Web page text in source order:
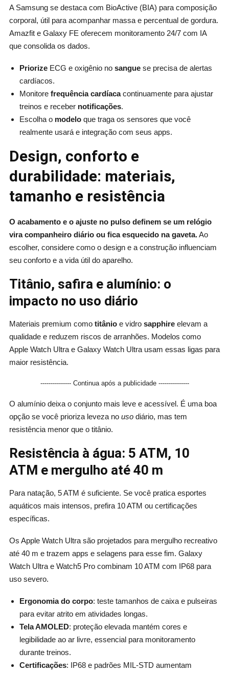
A Samsung se destaca com BioActive (BIA) para composição
corporal, útil para acompanhar massa e percentual de gordura.
Amazfit e Galaxy FE oferecem monitoramento 24/7 com IA
que consolida os dados.
PriorizeECG e oxigênio no sanguese precisa de alertas
cardíacos.
Monitore frequência cardíacacontinuamente para ajustar
treinos e receber notificações.
Escolha o modeloque traga os sensores que você
realmente usará e integração com seus apps.
Design, conforto e
durabilidade: materiais,
tamanho e resistência
O acabamento e o ajuste no pulso definem se um relógio
vira companheiro diário ou fica esquecido na gaveta.Ao
escolher, considere como o design e a construção influenciam
seu conforto e a vida útil do aparelho.
Titânio, safira e alumínio: o
impacto no uso diário
Materiais premium como titânioe vidro sapphireelevam a
qualidade e reduzem riscos de arranhões. Modelos como
Apple Watch Ultra e Galaxy Watch Ultra usam essas ligas para
maior resistência.
--------------- Continua após a publicidade ---------------
O alumínio deixa o conjunto mais leve e acessível. É uma boa
opção se você prioriza leveza no usodiário, mas tem
resistência menor que o titânio.
Resistência à água: 5 ATM, 10
ATM e mergulho até 40 m
Para natação, 5 ATM é suficiente. Se você pratica esportes
aquáticos mais intensos, prefira 10 ATM ou certificações
específicas.
Os Apple Watch Ultra são projetados para mergulho recreativo
até 40 m e trazem apps e selagens para esse fim. Galaxy
Watch Ultra e Watch5 Pro combinam 10 ATM com IP68 para
uso severo.
Ergonomia do corpo: teste tamanhos de caixa e pulseiras
para evitar atrito em atividades longas.
Tela AMOLED: proteção elevada mantém cores e
legibilidade ao ar livre, essencial para monitoramento
durante treinos.
Certificações: IP68 e padrões MIL‑STD aumentam